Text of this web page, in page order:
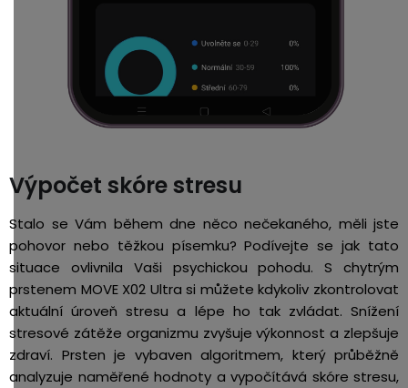
Výpočet skóre stresu
Stalo se Vám během dne něco nečekaného, měli jste
pohovor nebo těžkou písemku? Podívejte se jak tato
situace ovlivnila Vaši psychickou pohodu. S chytrým
prstenem MOVE X02 Ultra si můžete kdykoliv zkontrolovat
aktuální úroveň stresu a lépe ho tak zvládat. Snížení
stresové zátěže organizmu zvyšuje výkonnost a zlepšuje
zdraví. Prsten je vybaven algoritmem, který průběžně
analyzuje naměřené hodnoty a vypočítává skóre stresu,